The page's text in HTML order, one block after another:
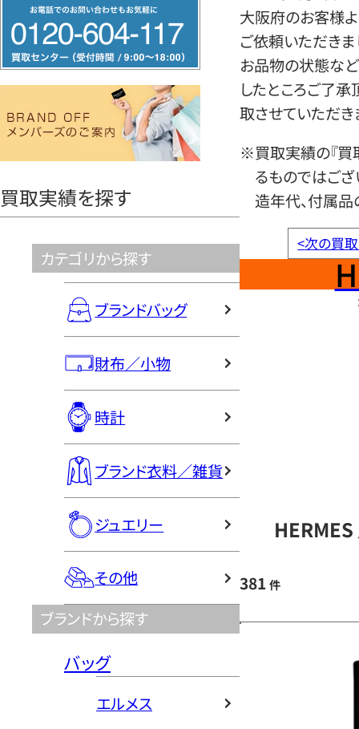
リ
ー
ヤ
買取実績を探す
カテゴリから探す
ブランドバッグ
財布／小物
時計
ブランド衣料／雑貨
ジュエリー
その他
ブランドから探す
バッグ
エルメス
大阪府のお客様
ご依頼いただきま
お品物の状態など
したところご了
取させていただき
※買取実績の『買
るものではござ
造年代、付属品
<次の買
381 件